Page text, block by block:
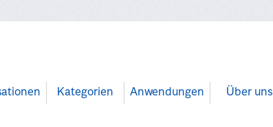
Kategorien Anwendungen Über uns